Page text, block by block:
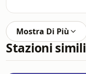
Mostra Di Più
Stazioni simili